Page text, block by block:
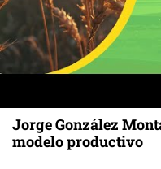
Jorge González
modelo productivo